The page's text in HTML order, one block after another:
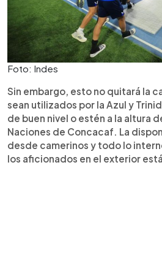
Foto: Indes
Sin embargo, esto no quitará la
sean utilizados por la Azul y
de buen nivel o estén a la altura
Naciones de Concacaf. La
desde camerinos y todo lo
los aficionados en el exterior